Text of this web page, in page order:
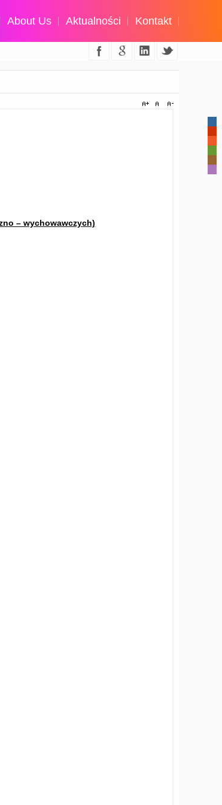
About Us Aktualności Kontakt
– wychowawczych)